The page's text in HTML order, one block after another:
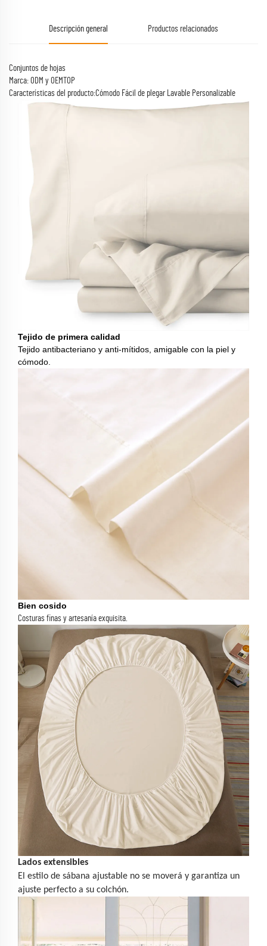
Descripción general Productos relacionados
Conjuntos de hojas
Marca: ODM y OEMTOP
Características del producto:Cómodo Fácil de plegar Lavable Personalizable
Tejido de primera calidad
Tejido antibacteriano y anti-mítidos, amigable con la piel y
cómodo.
Bien cosido
Costuras finas y artesanía exquisita.
Lados extensibles
El estilo de sábana ajustable no se moverá y garantiza un
ajuste perfecto a su colchón.